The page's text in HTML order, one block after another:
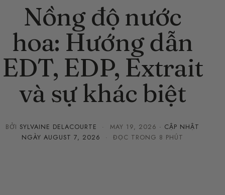
Nồng độ nước
hoa: Hướng dẫn
EDT, EDP, Extrait
và sự khác biệt
BỞI SYLVAINE DELACOURTE · MAY 19, 2026 · CẬP NHẬT
NGÀY AUGUST 7, 2026 · ĐỌC TRONG 8 PHÚT